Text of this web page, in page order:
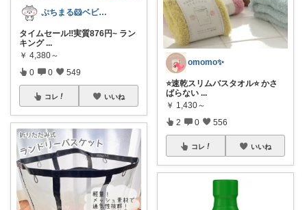
ぷちまる🐹ベビー子供服♡
タイムセール‼️実質876円~ ラン
キング ...
￥ 4,380～
0 0 549
コレ いいね
omomo✨
⭐️速乾スリムバスタオル⭐️ かさ
ばらない ...
￥ 1,430～
2 0 556
コレ いいね